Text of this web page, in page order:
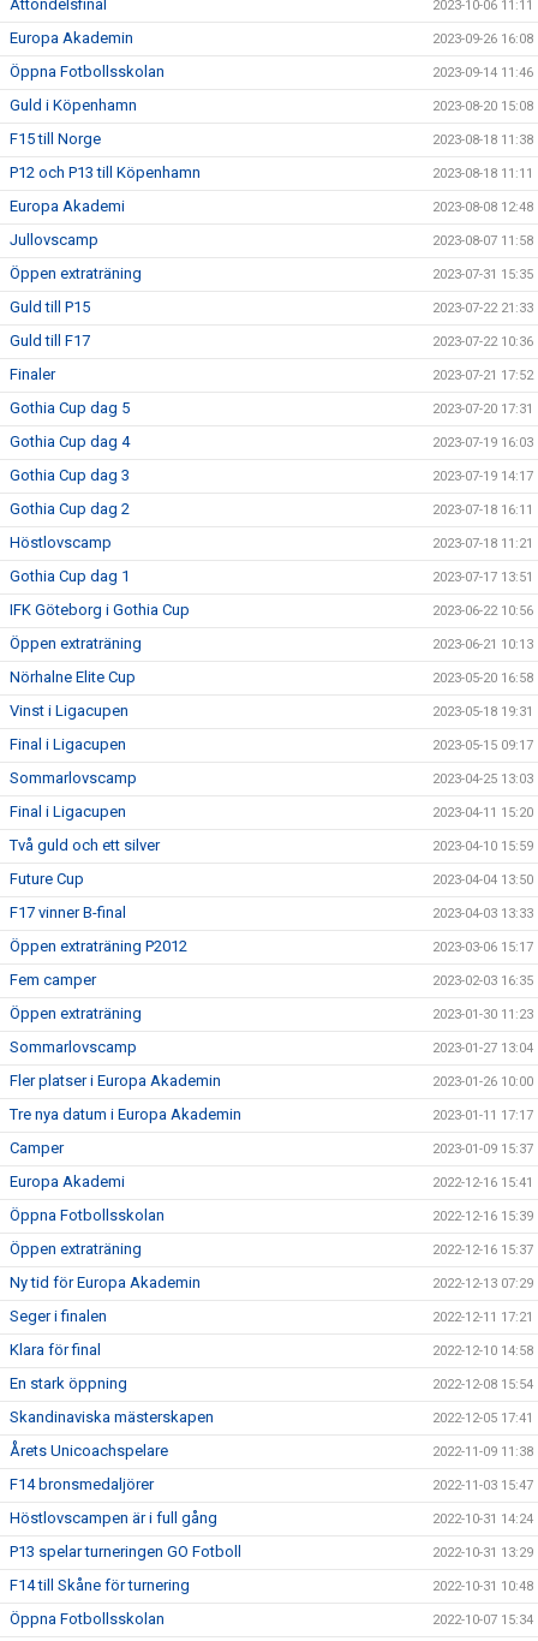
Åttondelsfinal 2023-10-06 11:11
Europa Akademin 2023-09-26 16:08
Öppna Fotbollsskolan 2023-09-14 11:46
Guld i Köpenhamn 2023-08-20 15:08
F15 till Norge 2023-08-18 11:38
P12 och P13 till Köpenhamn 2023-08-18 11:11
Europa Akademi 2023-08-08 12:48
Jullovscamp 2023-08-07 11:58
Öppen extraträning 2023-07-31 15:35
Guld till P15 2023-07-22 21:33
Guld till F17 2023-07-22 10:36
Finaler 2023-07-21 17:52
Gothia Cup dag 5 2023-07-20 17:31
Gothia Cup dag 4 2023-07-19 16:03
Gothia Cup dag 3 2023-07-19 14:17
Gothia Cup dag 2 2023-07-18 16:11
Höstlovscamp 2023-07-18 11:21
Gothia Cup dag 1 2023-07-17 13:51
IFK Göteborg i Gothia Cup 2023-06-22 10:56
Öppen extraträning 2023-06-21 10:13
Nörhalne Elite Cup 2023-05-20 16:58
Vinst i Ligacupen 2023-05-18 19:31
Final i Ligacupen 2023-05-15 09:17
Sommarlovscamp 2023-04-25 13:03
Final i Ligacupen 2023-04-11 15:20
Två guld och ett silver 2023-04-10 15:59
Future Cup 2023-04-04 13:50
F17 vinner B-final 2023-04-03 13:33
Öppen extraträning P2012 2023-03-06 15:17
Fem camper 2023-02-03 16:35
Öppen extraträning 2023-01-30 11:23
Sommarlovscamp 2023-01-27 13:04
Fler platser i Europa Akademin 2023-01-26 10:00
Tre nya datum i Europa Akademin 2023-01-11 17:17
Camper 2023-01-09 15:37
Europa Akademi 2022-12-16 15:41
Öppna Fotbollsskolan 2022-12-16 15:39
Öppen extraträning 2022-12-16 15:37
Ny tid för Europa Akademin 2022-12-13 07:29
Seger i finalen 2022-12-11 17:21
Klara för final 2022-12-10 14:58
En stark öppning 2022-12-08 15:54
Skandinaviska mästerskapen 2022-12-05 17:41
Årets Unicoachspelare 2022-11-09 11:38
F14 bronsmedaljörer 2022-11-03 15:47
Höstlovscampen är i full gång 2022-10-31 14:24
P13 spelar turneringen GO Fotboll 2022-10-31 13:29
F14 till Skåne för turnering 2022-10-31 10:48
Öppna Fotbollsskolan 2022-10-07 15:34